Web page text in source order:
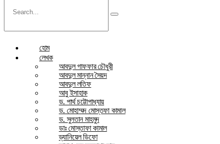
হোম
লেখক
আবদুল গাফফার চৌধুরী
আবদুল মান্নান সৈয়দ
আবদুল লতিফ
আবু ইসাহাক
ড. পার্থ চট্টোপাধ্যায়
ড. মোহাম্মদ মোস্তফা কামাল
ড. সুলতান মাহমুদ
ডাঃ মোস্তাফা কামাল
ড্যানিয়েল ডিফো